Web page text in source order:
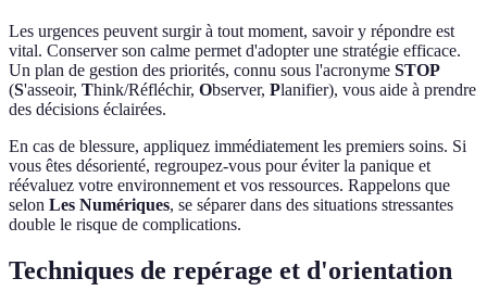
Les urgences peuvent surgir à tout moment, savoir y répondre est
vital. Conserver son calme permet d'adopter une stratégie efficace.
Un plan de gestion des priorités, connu sous l'acronyme STOP
(S'asseoir, Think/Réfléchir, Observer, Planifier), vous aide à prendre
des décisions éclairées.
En cas de blessure, appliquez immédiatement les premiers soins. Si
vous êtes désorienté, regroupez-vous pour éviter la panique et
réévaluez votre environnement et vos ressources. Rappelons que
selon Les Numériques, se séparer dans des situations stressantes
double le risque de complications.
Techniques de repérage et d'orientation